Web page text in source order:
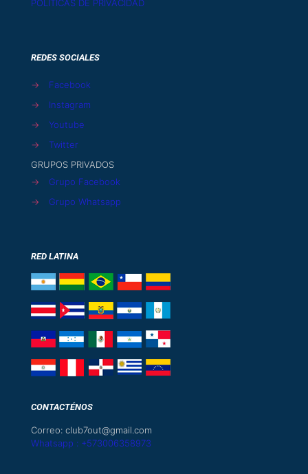
POLÍTICAS DE PRIVACIDAD
REDES SOCIALES
→
Facebook
→
Instagram
→
Youtube
→
Twitter
GRUPOS PRIVADOS
→
Grupo Facebook
→
Grupo Whatsapp
RED LATINA
CONTACTÉNOS
Correo: club7out@gmail.com
Whatsapp : +573006358973